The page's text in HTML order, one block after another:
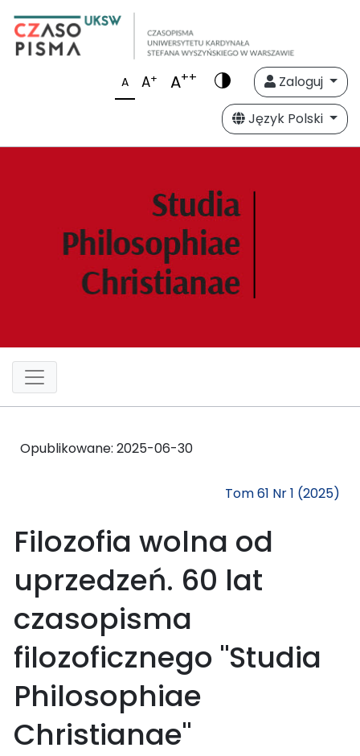
A A+ A++
Zaloguj
Język Polski
Opublikowane: 2025-06-30
Tom 61 Nr 1 (2025)
Filozofia wolna od
uprzedzeń. 60 lat
czasopisma
filozoficznego "Studia
Philosophiae
Christianae"